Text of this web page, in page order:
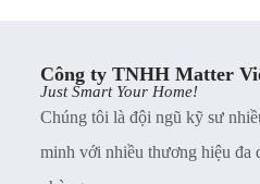
Công ty TNHH Matter
Just Smart Your Home!
Chúng tôi là đội ngũ kỹ sư
minh với nhiều thương hiệu đa